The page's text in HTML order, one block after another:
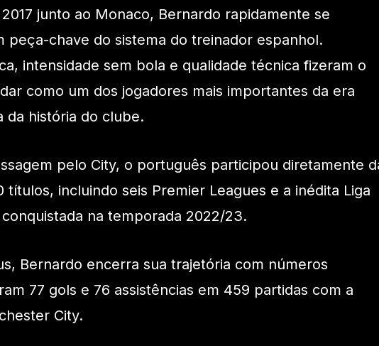
junto ao Monaco, Bernardo rapidamente se
peça-chave do sistema do treinador espanhol.
intensidade sem bola e qualidade técnica fizeram o
como um dos jogadores mais importantes da era
da história do clube.
pelo City, o português participou diretamente
títulos, incluindo seis Premier Leagues e a inédita Liga
na temporada 2022/23.
Bernardo encerra sua trajetória com números
77 gols e 76 assistências em 459 partidas com a
City.